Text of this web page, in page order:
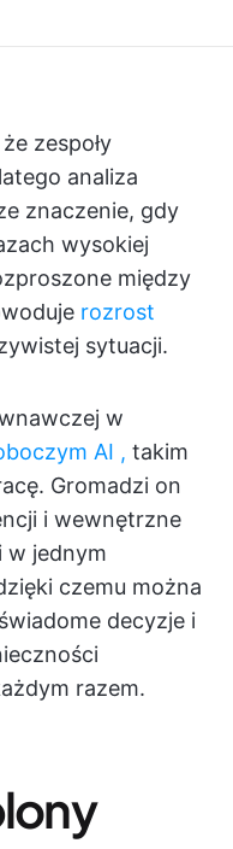
zespoły
analiza
znaczenie, gdy
wysokiej
między
rozrost
sytuacji.
w
AI , takim
Gromadzi on
i wewnętrzne
w jednym
czemu można
decyzje i
razem.